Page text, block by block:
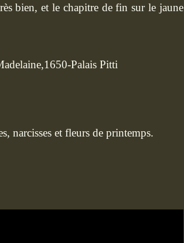
bien, et le chapitre de fin sur le jaune
Palais Pitti
narcisses et fleurs de printemps.